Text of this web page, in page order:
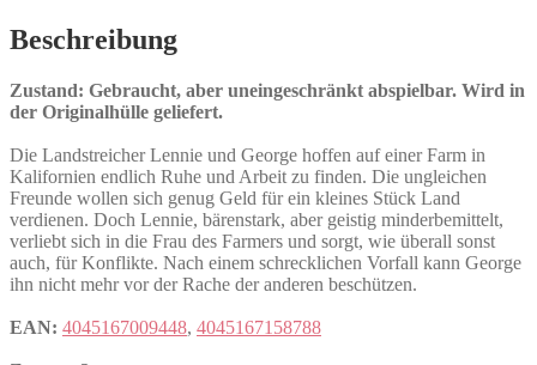
Beschreibung
Zustand: Gebraucht, aber uneingeschränkt abspielbar. Wird in
der Originalhülle geliefert.
Die Landstreicher Lennie und George hoffen auf einer Farm in
Kalifornien endlich Ruhe und Arbeit zu finden. Die ungleichen
Freunde wollen sich genug Geld für ein kleines Stück Land
verdienen. Doch Lennie, bärenstark, aber geistig minderbemittelt,
verliebt sich in die Frau des Farmers und sorgt, wie überall sonst
auch, für Konflikte. Nach einem schrecklichen Vorfall kann George
ihn nicht mehr vor der Rache der anderen beschützen.
EAN: 4045167009448, 4045167158788